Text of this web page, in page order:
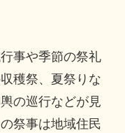
事や季節の祭礼
穫祭、夏祭りな
の巡行などが見
祭事は地域住民